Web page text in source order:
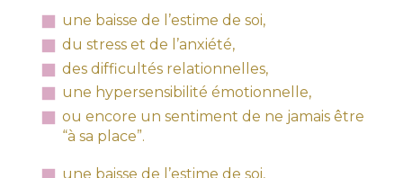
une baisse de l’estime de soi,
du stress et de l’anxiété,
des difficultés relationnelles,
une hypersensibilité émotionnelle,
ou encore un sentiment de ne jamais être
“à sa place”.
une baisse de l’estime de soi,